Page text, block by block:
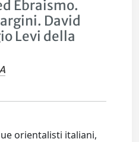
Ebraismo.
David
Levi della
orientalisti italiani,